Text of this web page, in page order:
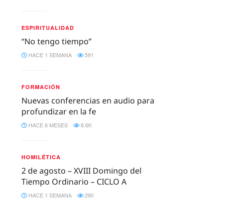
ESPIRITUALIDAD
“No tengo tiempo”
HACE 1 SEMANA 591
FORMACIÓN
Nuevas conferencias en audio para
profundizar en la fe
HACE 6 MESES 8.6K
HOMILÉTICA
2 de agosto – XVIII Domingo del
Tiempo Ordinario – CICLO A
HACE 1 SEMANA 290